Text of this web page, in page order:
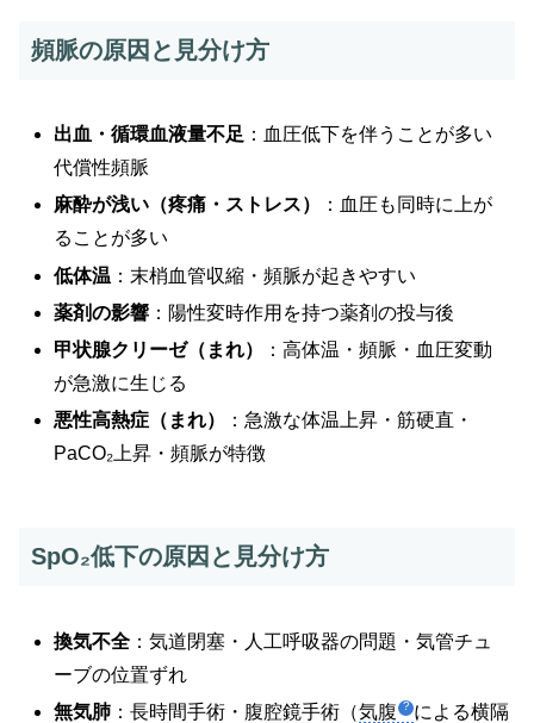
頻脈の原因と見分け方
出血・循環血液量不足 ：血圧低下を伴うことが多い
代償性頻脈
麻酔が浅い（疼痛・ストレス）
：血圧も同時に上が
ることが多い
低体温 ：末梢血管収縮・頻脈が起きやすい
薬剤の影響 ：陽性変時作用を持つ薬剤の投与後
甲状腺クリーゼ（まれ）
：高体温・頻脈・血圧変動
が急激に生じる
悪性高熱症（まれ）
：急激な体温上昇・筋硬直・
PaCO₂上昇・頻脈が特徴
SpO₂低下の原因と見分け方
換気不全 ：気道閉塞・人工呼吸器の問題・気管チュ
ーブの位置ずれ
無気肺 ：長時間手術・腹腔鏡手術（気腹
による横隔